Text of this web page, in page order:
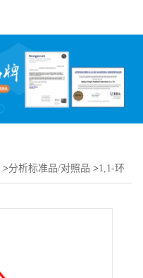
>分析标准品/对照品 >1,1-环